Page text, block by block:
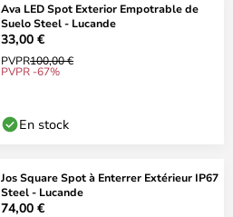
Ava LED Spot Exterior Empotrable de
Suelo Steel - Lucande
33,00 €
PVPR100,00 €
PVPR -67%
En stock
Jos Square Spot à Enterrer Extérieur IP67
Steel - Lucande
74,00 €